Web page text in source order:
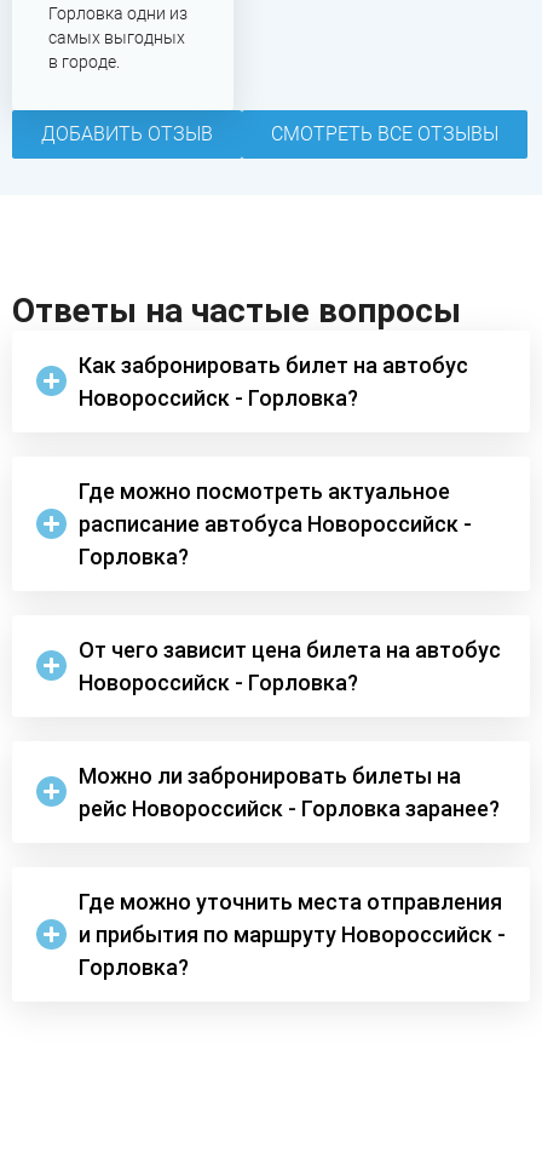
Горловка одни из
самых выгодных
в городе.
ДОБАВИТЬ ОТЗЫВ СМОТРЕТЬ ВСЕ ОТЗЫВЫ
Ответы на частые вопросы
Как забронировать билет на автобус
Новороссийск - Горловка?
Где можно посмотреть актуальное
расписание автобуса Новороссийск -
Горловка?
От чего зависит цена билета на автобус
Новороссийск - Горловка?
Можно ли забронировать билеты на
рейс Новороссийск - Горловка заранее?
Где можно уточнить места отправления
и прибытия по маршруту Новороссийск -
Горловка?